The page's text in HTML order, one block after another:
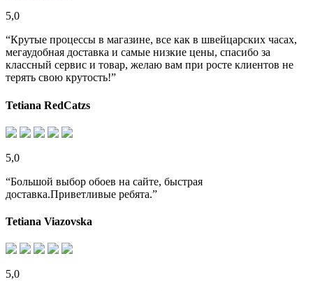
5,0
“Крутые процессы в магазине, все как в швейцарских часах,
мегаудобная доставка и самые низкие цены, спасибо за
классный сервис и товар, желаю вам при росте клиентов не
терять свою крутость!”
Tetiana RedCatzs
5,0
“Большой выбор обоев на сайте, быстрая
доставка.Приветливые ребята.”
Tetiana Viazovska
5,0